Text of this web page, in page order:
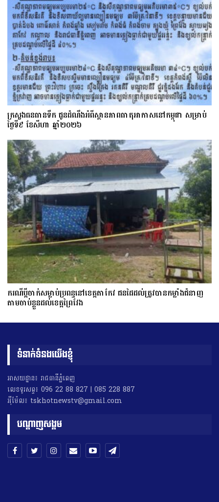
ក្រសួងធនធានទឹក ជូនដំណឹងអំពីស្ថានភាពធាតុអាកាសនៅកម្ពុជា សម្រាប់
ថ្ងៃទី៩ ខែសីហា ឆ្នាំ២០២៦
ករណីប្ដីចាក់សម្លាប់ប្រពន្ធនៅខេត្តតាកែវ ជនដៃដល់ត្រូវបានកម្លាំងជំនាញ
តាមចាប់ខ្លួនដល់ខេត្តព្រៃវែង
ទំនាក់ទំនងយើងខ្ញុំ
អាសយដ្ឋាន៖ រាជធានីភ្នំពេញ
លេខទូរសព្ទ៖ 096 22 88 827 | 085 228 887
អុីម៉ែល៖ tskhotnewstv@gmail.com
បណ្តាញសង្គម